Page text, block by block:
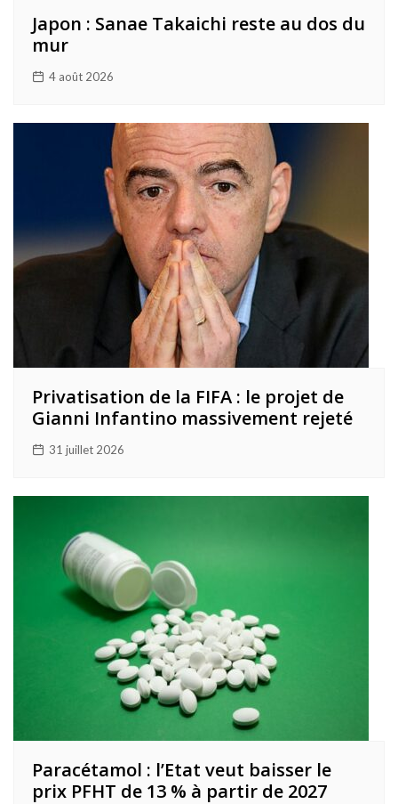
Japon : Sanae Takaichi reste au dos du
mur
4 août 2026
Privatisation de la FIFA : le projet de
Gianni Infantino massivement rejeté
31 juillet 2026
Paracétamol : l’Etat veut baisser le
prix PFHT de 13 % à partir de 2027